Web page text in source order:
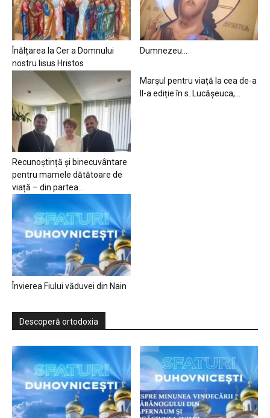
Înălțarea la Cer a Domnului
nostru Iisus Hristos
Dumnezeu…
Recunoștință și binecuvântare
pentru mamele dătătoare de
viață – din partea...
Marșul pentru viață la cea de-a
II-a ediție în s. Lucășeuca,...
Învierea Fiului văduvei din Nain
Descoperă ortodoxia